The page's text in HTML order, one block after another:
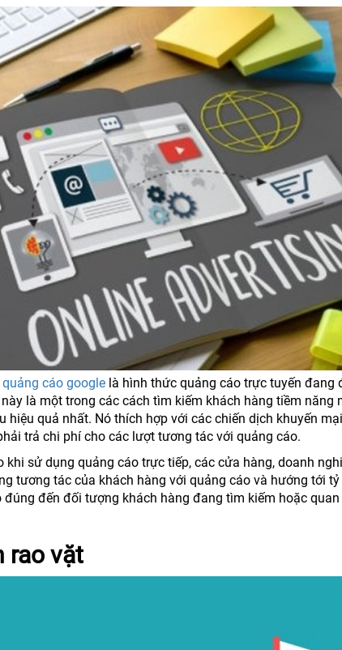
quảng cáo google là hình thức quảng cáo trực tuyến đang
là một trong các cách tìm kiếm khách hàng tiềm năng
hiệu quả nhất. Nó thích hợp với các chiến dịch khuyến
trả chi phí cho các lượt tương tác với quảng cáo.
khi sử dụng quảng cáo trực tiếp, các cửa hàng, doanh
tương tác của khách hàng với quảng cáo và hướng tới
đến đối tượng khách hàng đang tìm kiếm hoặc
rao vặt